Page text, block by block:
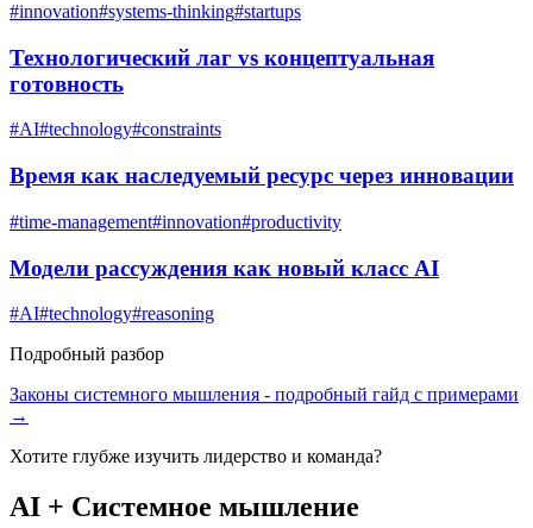
#innovation#systems-thinking#startups
Технологический лаг vs концептуальная
готовность
#AI#technology#constraints
Время как наследуемый ресурс через инновации
#time-management#innovation#productivity
Модели рассуждения как новый класс AI
#AI#technology#reasoning
Подробный разбор
Законы системного мышления - подробный гайд с примерами
→
Хотите глубже изучить лидерство и команда?
AI + Системное мышление